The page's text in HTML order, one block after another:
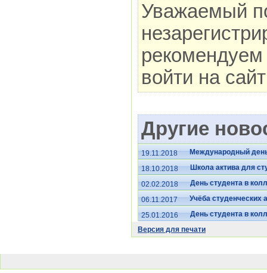
Уважаемый
рекомендуем
войти на
Другие
19.11.2018
Международный день
18.10.2018
Школа актива для
02.02.2018
День студента в
06.11.2017
Учёба студенческих
25.01.2016
День студента в
Версия для печати